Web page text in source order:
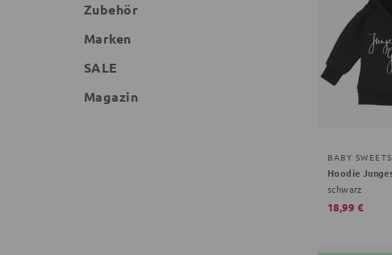
Zubehör
Marken
SALE
Magazin
BABY SWEETS
schwarz
18,99 €